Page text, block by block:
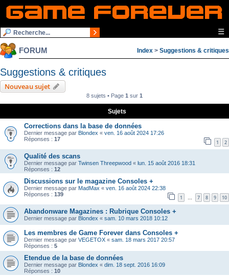
☰
FORUM Index > Suggestions & critiques
Suggestions & critiques
Nouveau sujet
8 sujets • Page 1 sur 1
Sujets
Corrections dans la base de données
Dernier message par Blondex « ven. 16 août 2024 17:26
Réponses : 17 1 2
Qualité des scans
Dernier message par Twinsen Threepwood « lun. 15 août 2016 18:31
Réponses : 12
Discussions sur le magazine Consoles +
Dernier message par MadMax « ven. 16 août 2024 22:38
Réponses : 139 1 … 7 8 9 10
Abandonware Magazines : Rubrique Consoles +
Dernier message par Blondex « sam. 10 mars 2018 10:12
Les membres de Game Forever dans Consoles +
Dernier message par VEGETOX « sam. 18 mars 2017 20:57
Réponses : 5
Etendue de la base de données
Dernier message par Blondex « dim. 18 sept. 2016 16:09
Réponses : 10